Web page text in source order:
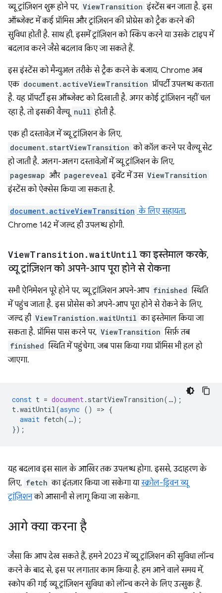
व्यू ट्रांज़िशन शुरू होने पर, ViewTransition इंस्टेंस बन जाता है. इस
ऑब्जेक्ट में कई प्रॉमिस और ट्रांज़िशन की प्रोग्रेस को ट्रैक करने की
सुविधा होती है. साथ ही, इसमें ट्रांज़िशन को स्किप करने या उसके टाइप में
बदलाव करने जैसे बदलाव किए जा सकते हैं.
इस इंस्टेंस को मैन्युअल तरीके से ट्रैक करने के बजाय, Chrome अब
एक document.activeViewTransition प्रॉपर्टी उपलब्ध कराता
है. यह प्रॉपर्टी इस ऑब्जेक्ट को दिखाती है. अगर कोई ट्रांज़िशन नहीं चल
रहा है, तो इसकी वैल्यू null होती है.
एक ही दस्तावेज़ में व्यू ट्रांज़िशन के लिए,
document.startViewTransition को कॉल करने पर वैल्यू सेट
हो जाती है. अलग-अलग दस्तावेज़ों में व्यू ट्रांज़िशन के लिए,
pageswap और pagereveal इवेंट में उस ViewTransition
इंस्टेंस को ऐक्सेस किया जा सकता है.
document.activeViewTransition के लिए सहायता,
Chrome 142 में जल्द ही उपलब्ध होगी.
ViewTransition .waitUntil का इस्तेमाल करके,
व्यू ट्रांज़िशन को अपने-आप पूरा होने से रोकना
सभी ऐनिमेशन पूरे होने पर, व्यू ट्रांज़िशन अपने-आप finished स्थिति
में पहुंच जाता है. इस प्रोसेस को अपने-आप पूरा होने से रोकने के लिए,
जल्द ही ViewTranistion.waitUntil का इस्तेमाल किया जा
सकता है. प्रॉमिस पास करने पर, ViewTransition सिर्फ़ तब
finished स्थिति में पहुंचेगा, जब पास किया गया प्रॉमिस भी हल हो
जाएगा.
const t = document. startViewTransition( …);
t.waitUntil(async () => {
await fetch( …);
});
यह बदलाव इस साल के आखिर तक उपलब्ध होगा. इससे, उदाहरण के
लिए, fetch का इंतज़ार किया जा सकेगा यास्क्रोल-ड्रिवन व्यू
ट्रांज़िशनको आसानी से लागू किया जा सकेगा.
आगे क्या करना है
जैसा कि आप देख सकते हैं, हमने 2023 में व्यू ट्रांज़िशन की सुविधा लॉन्च
करने के बाद से, इस पर लगातार काम किया है. हम आने वाले समय में,
स्कोप की गई व्यू ट्रांज़िशन सुविधा को लॉन्च करने के लिए उत्सुक हैं.